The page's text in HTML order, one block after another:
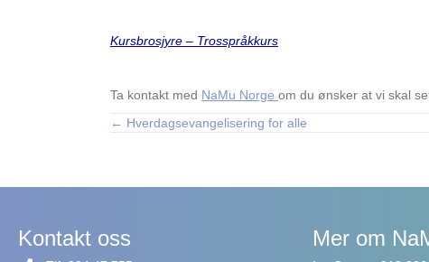
Kursbrosjyre – Trosspråkkurs
Ta kontakt med NaMu Norge om du ønsker at vi skal
Posts
← Hverdagsevangelisering for alle
Kontakt oss Mer om